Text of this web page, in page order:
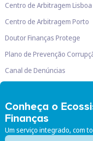
Conheça o
Finanças
Um serviço integrado, com
Centro de Arbitragem Lisboa
Centro de Arbitragem Porto
Doutor Finanças Protege
Plano de Prevenção
Canal de Denúncias
Doutor Finanças, Lda